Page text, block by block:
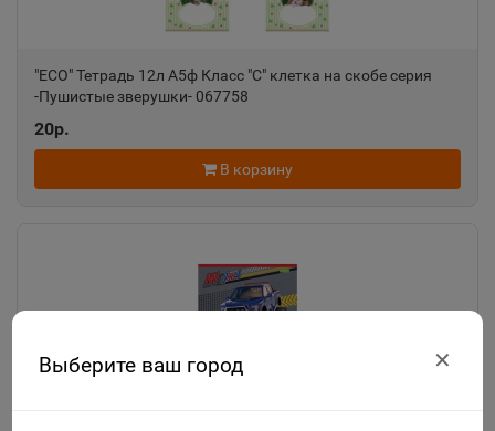
Выберите ваш город ✕
"ECO" Тетрадь 12л А5ф Класс "С" клетка на скобе серия
-Пушистые зверушки- 067758
20р.
В корзину